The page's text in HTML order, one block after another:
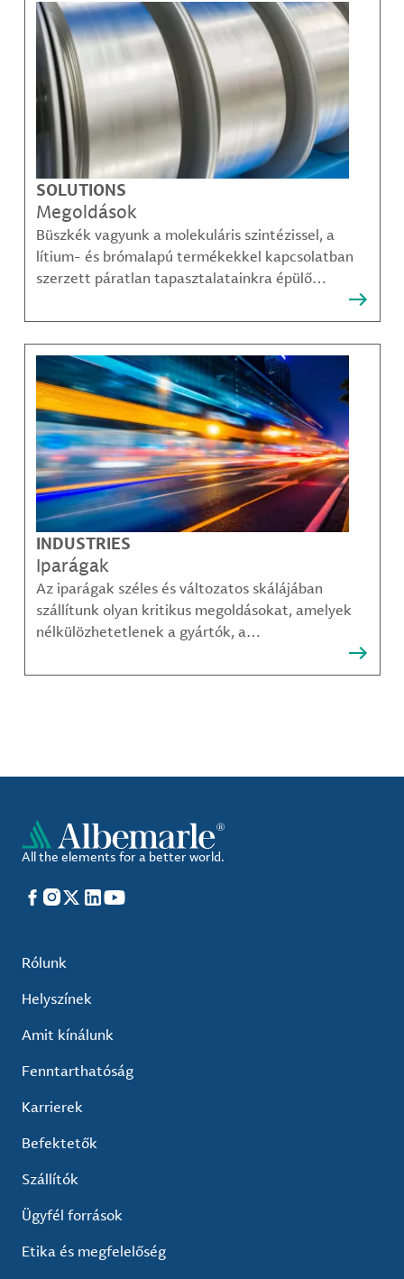
SOLUTIONS
Megoldások
Büszkék vagyunk a molekuláris szintézissel, a
lítium- és brómalapú termékekkel kapcsolatban
szerzett páratlan tapasztalatainkra épülő
legösszetettebb kihívásai is sikerrel leküzdhetők.
INDUSTRIES
Iparágak
Az iparágak széles és változatos skálájában
szállítunk olyan kritikus megoldásokat, amelyek
nélkülözhetetlenek a gyártók, a
kompozit-anyag készítők és mások számára.
All the elements for a better world.
Facebook
Instagram
X LinkedIn
YouTube
Rólunk
Helyszínek
Amit kínálunk
Fenntarthatóság
Karrierek
Befektetők
Szállítók
Ügyfél források
Etika és megfelelőség